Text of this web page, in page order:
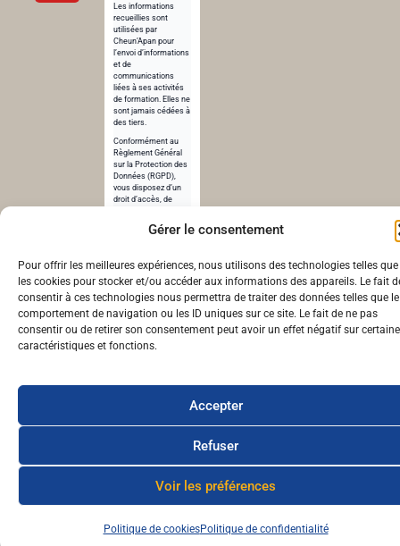
Gérer le consentement
Pour offrir les meilleures expériences, nous utilisons des technologies telles que
les cookies pour stocker et/ou accéder aux informations des appareils. Le fait
consentir à ces technologies nous permettra de traiter des données telles que le
comportement de navigation ou les ID uniques sur ce site. Le fait de ne pas
consentir ou de retirer son consentement peut avoir un effet négatif sur
caractéristiques et fonctions.
Accepter
Refuser
Voir les préférences
Politique de cookiesPolitique de confidentialité
Les informations
recueillies sont
utilisées par
Cheun’Apan pour
l’envoi d’informations
et de
communications
liées à ses activités
de formation. Elles ne
sont jamais cédées à
des tiers.
Conformément au
Règlement Général
sur la Protection des
Données (RGPD),
vous disposez d’un
droit d’accès, de
consultez notre
politique de
confidentialité.
© cheunapan.fr – Réalisé par cheunapan.fr | 2024